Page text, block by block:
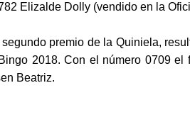
Elizalde Dolly (vendido en la
premio de la Quiniela,
2018. Con el número 0709 el
Beatriz.